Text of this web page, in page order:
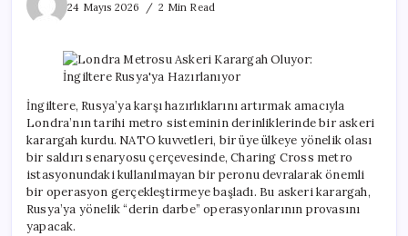
24 Mayıs 2026
2 Min Read
Hazırlanıyor
İngiltere, Rusya’ya karşı hazırlıklarını artırmak amacıyla
Londra’nın tarihi metro sisteminin derinliklerinde bir askeri
karargah kurdu. NATO kuvvetleri, bir üye ülkeye yönelik olası
bir saldırı senaryosu çerçevesinde, Charing Cross metro
istasyonundaki kullanılmayan bir peronu devralarak önemli
bir operasyon gerçekleştirmeye başladı. Bu askeri karargah,
Rusya’ya yönelik “derin darbe” operasyonlarının provasını
yapacak.